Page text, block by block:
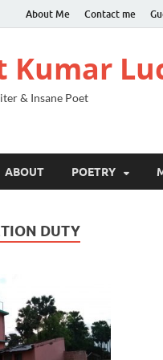
About Me Contact me
Kumar
& Insane Poet
ABOUT POETRY
DUTY